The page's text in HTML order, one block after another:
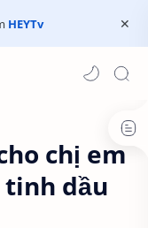
HEYTv
chị em
tinh dầu